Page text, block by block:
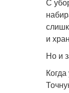
и
Но и